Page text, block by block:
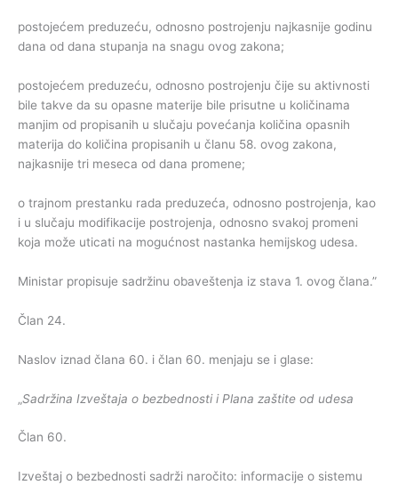
postojećem preduzeću, odnosno postrojenju najkasnije godinu
dana od dana stupanja na snagu ovog zakona;
postojećem preduzeću, odnosno postrojenju čije su aktivnosti
bile takve da su opasne materije bile prisutne u količinama
manjim od propisanih u slučaju povećanja količina opasnih
materija do količina propisanih u članu 58. ovog zakona,
najkasnije tri meseca od dana promene;
o trajnom prestanku rada preduzeća, odnosno postrojenja, kao
i u slučaju modifikacije postrojenja, odnosno svakoj promeni
koja može uticati na mogućnost nastanka hemijskog udesa.
Ministar propisuje sadržinu obaveštenja iz stava 1. ovog člana.”
Član 24.
Naslov iznad člana 60. i član 60. menjaju se i glase:
„Sadržina Izveštaja o bezbednosti i Plana zaštite od udesa
Član 60.
Izveštaj o bezbednosti sadrži naročito: informacije o sistemu